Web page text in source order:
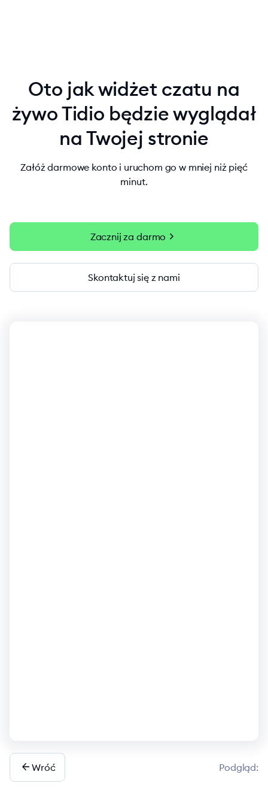
Oto jak widżet czatu na
żywo Tidio będzie wyglądał
na Twojej stronie
Załóż darmowe konto i uruchom go w mniej niż pięć
minut.
Zacznij za darmo chevron_right
Skontaktuj się z nami
arrow_back Wróć Podgląd: